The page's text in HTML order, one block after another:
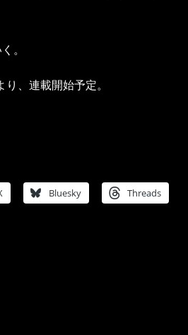
。
、連載開始予定。
Bluesky Threads